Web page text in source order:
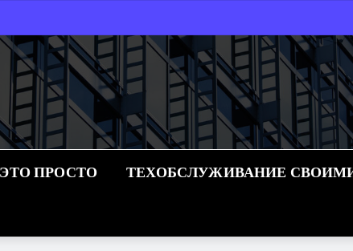
ПРОСТО ТЕХОБСЛУЖИВАНИЕ